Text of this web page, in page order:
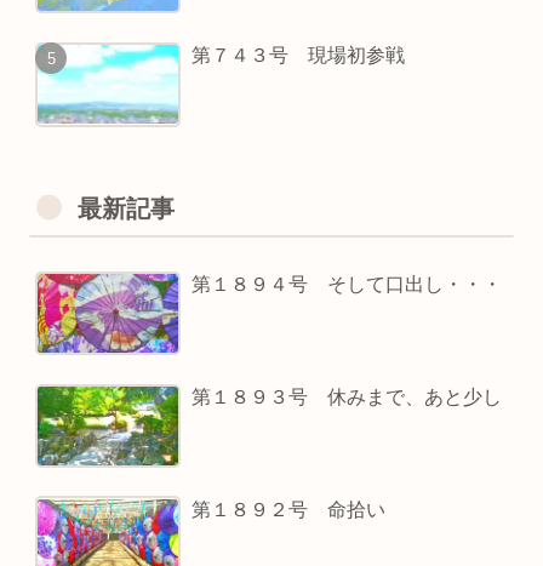
第７４３号 現場初参戦
最新記事
第１８９４号 そして口出し・・・
第１８９３号 休みまで、あと少し
第１８９２号 命拾い